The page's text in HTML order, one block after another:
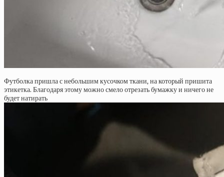
Футболка пришла с небольшим кусочком ткани, на который пришита
этикетка. Благодаря этому можно смело отрезать бумажку и ничего не
будет натирать